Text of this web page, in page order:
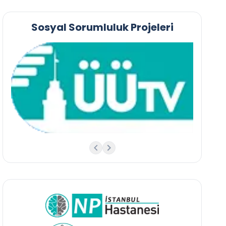
Sosyal Sorumluluk Projeleri